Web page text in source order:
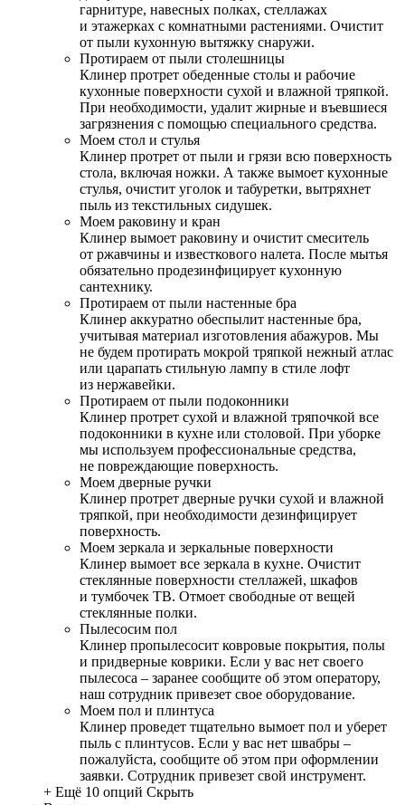
гарнитуре, навесных полках, стеллажах
и этажерках с комнатными растениями. Очистит
от пыли кухонную вытяжку снаружи.
Протираем от пыли столешницы
Клинер протрет обеденные столы и рабочие
кухонные поверхности сухой и влажной тряпкой.
При необходимости, удалит жирные и въевшиеся
загрязнения с помощью специального средства.
Моем стол и стулья
Клинер протрет от пыли и грязи всю поверхность
стола, включая ножки. А также вымоет кухонные
стулья, очистит уголок и табуретки, вытряхнет
пыль из текстильных сидушек.
Моем раковину и кран
Клинер вымоет раковину и очистит смеситель
от ржавчины и известкового налета. После мытья
обязательно продезинфицирует кухонную
сантехнику.
Протираем от пыли настенные бра
Клинер аккуратно обеспылит настенные бра,
учитывая материал изготовления абажуров. Мы
не будем протирать мокрой тряпкой нежный атлас
или царапать стильную лампу в стиле лофт
из нержавейки.
Протираем от пыли подоконники
Клинер протрет сухой и влажной тряпочкой все
подоконники в кухне или столовой. При уборке
мы используем профессиональные средства,
не повреждающие поверхность.
Моем дверные ручки
Клинер протрет дверные ручки сухой и влажной
тряпкой, при необходимости дезинфицирует
поверхность.
Моем зеркала и зеркальные поверхности
Клинер вымоет все зеркала в кухне. Очистит
стеклянные поверхности стеллажей, шкафов
и тумбочек ТВ. Отмоет свободные от вещей
стеклянные полки.
Пылесосим пол
Клинер пропылесосит ковровые покрытия, полы
и придверные коврики. Если у вас нет своего
пылесоса – заранее сообщите об этом оператору,
наш сотрудник привезет свое оборудование.
Моем пол и плинтуса
Клинер проведет тщательно вымоет пол и уберет
пыль с плинтусов. Если у вас нет швабры –
пожалуйста, сообщите об этом при оформлении
заявки. Сотрудник привезет свой инструмент.
+ Ещё 10 опций Скрыть